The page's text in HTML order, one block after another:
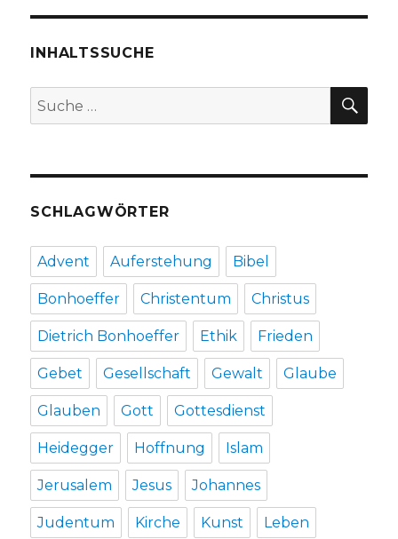
Behnert,
2018
INHALTSSUCHE
Suche
nach:
SCHLAGWÖRTER
Advent Auferstehung Bibel
Bonhoeffer Christentum Christus
Dietrich Bonhoeffer Ethik Frieden
Gebet Gesellschaft Gewalt Glaube
Glauben Gott Gottesdienst
Heidegger Hoffnung Islam
Jerusalem Jesus Johannes
Judentum Kirche Kunst Leben